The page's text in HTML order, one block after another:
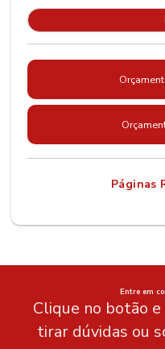
Páginas
Entre em
Clique no botão
tirar dúvidas ou